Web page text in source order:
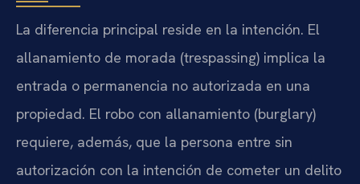
La diferencia principal reside en la intención. El
allanamiento de morada (trespassing) implica la
entrada o permanencia no autorizada en una
propiedad. El robo con allanamiento (burglary)
requiere, además, que la persona entre sin
autorización con la intención de cometer un delito